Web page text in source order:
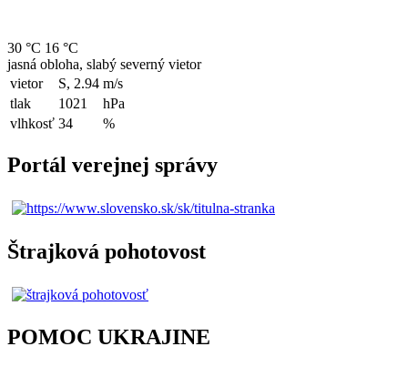
30 °C 16 °C
jasná obloha, slabý severný vietor
vietor
S, 2.94 m/s
tlak
1021
hPa
vlhkosť 34 %
Portál verejnej správy
Štrajková pohotovost
POMOC UKRAJINE